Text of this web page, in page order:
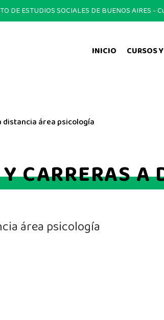
DE ESTUDIOS SOCIALES DE BUENOS
INICIO CURSOS
distancia área psicología
CARRERAS
área psicología